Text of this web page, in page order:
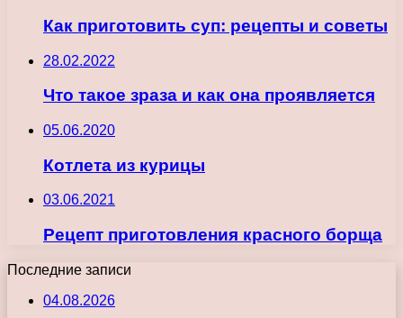
Как приготовить суп: рецепты и советы
28.02.2022
Что такое зраза и как она проявляется
05.06.2020
Котлета из курицы
03.06.2021
Рецепт приготовления красного борща
Последние записи
04.08.2026